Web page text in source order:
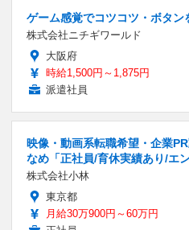
ゲーム感覚でコツコツ・ボタン
株式会社ニチギワールド
大阪府
時給1,500円～1,875円
派遣社員
映像・動画系転職希望・企業
なめ「正社員/育休実績あり/エ
株式会社小林
東京都
月給30万900円～60万円